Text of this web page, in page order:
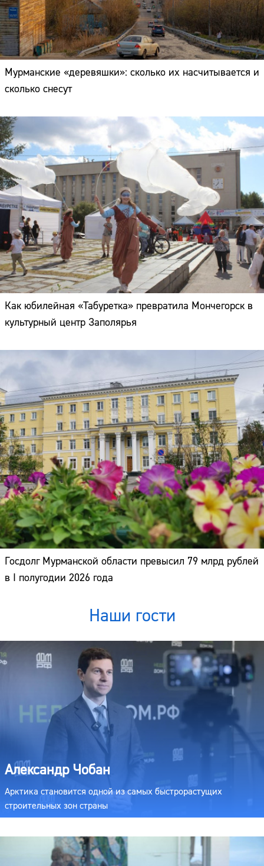
Мурманские «деревяшки»: сколько их насчитывается и
сколько снесут
Как юбилейная «Табуретка» превратила Мончегорск в
культурный центр Заполярья
Госдолг Мурманской области превысил 79 млрд рублей
в I полугодии 2026 года
Наши гости
Александр Чобан
Арктика становится одной из самых быстрорастущих
строительных зон страны